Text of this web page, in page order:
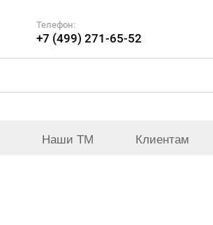
Телефон:
+7 (499) 271-65-52
Наши ТМ Клиентам